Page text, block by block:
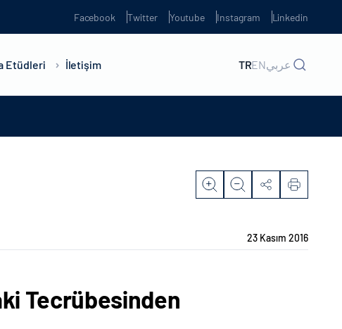
Facebook Twitter Youtube Instagram Linkedin
Etüdleri İletişim TRENعربي
23 Kasım 2016
Tecrübesinden